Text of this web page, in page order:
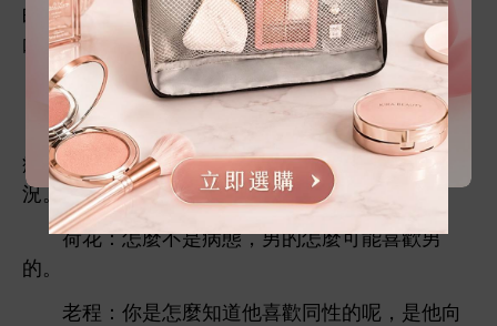
，第
到 還 該如何 慰勸導
叫荷
。
荷
：醫 ， 兒子 男 ， 該
麼辦？
老程：
好，請先
同性並非
病態
理， 以先 兒子
詳細
況。
荷
： 麼 病態，男 麼 能
男
。
老程：
麼 同性 呢，
向